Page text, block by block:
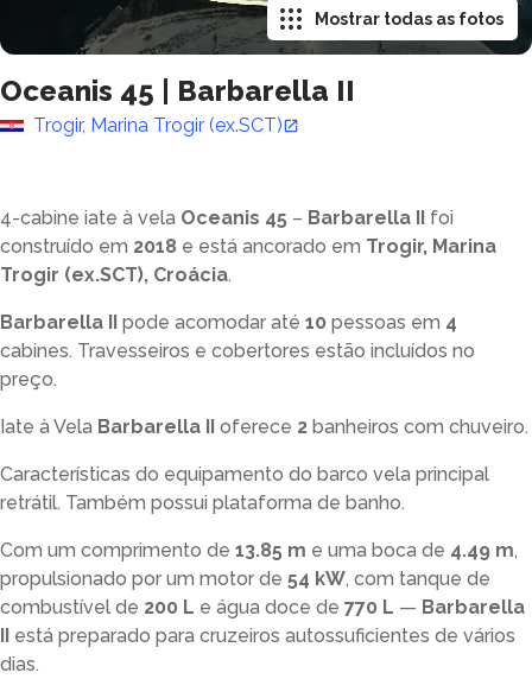
Oceanis 45 Barbarella II
Trogir, Marina Trogir (ex.SCT)
Mostrar todas as fotos
4-cabine iate à vela Oceanis 45 – Barbarella II foi
construído em 2018 e está ancorado em Trogir, Marina
Trogir (ex.SCT), Croácia.
Barbarella II pode acomodar até 10 pessoas em 4
cabines. Travesseiros e cobertores estão incluídos no
preço.
Iate à Vela Barbarella II oferece 2 banheiros com chuveiro.
Características do equipamento do barco vela principal
retrátil. Também possui plataforma de banho.
Com um comprimento de 13.85 m e uma boca de 4.49 m,
propulsionado por um motor de 54 kW, com tanque de
combustível de 200 L e água doce de 770 L — Barbarella
II está preparado para cruzeiros autossuficientes de vários
dias.